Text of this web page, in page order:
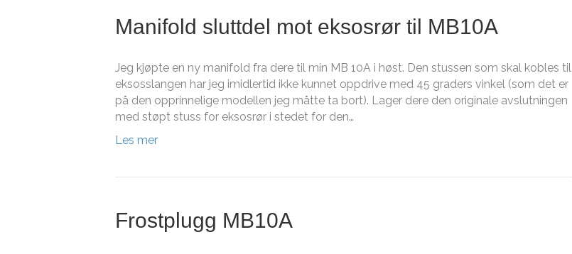
Manifold sluttdel mot eksosrør til MB10A
Jeg kjøpte en ny manifold fra dere til min MB 10A i høst. Den stussen som skal kobles til
eksosslangen har jeg imidlertid ikke kunnet oppdrive med 45 graders vinkel (som det er
på den opprinnelige modellen jeg måtte ta bort). Lager dere den originale avslutningen
med støpt stuss for eksosrør i stedet for den…
Les mer
Frostplugg MB10A